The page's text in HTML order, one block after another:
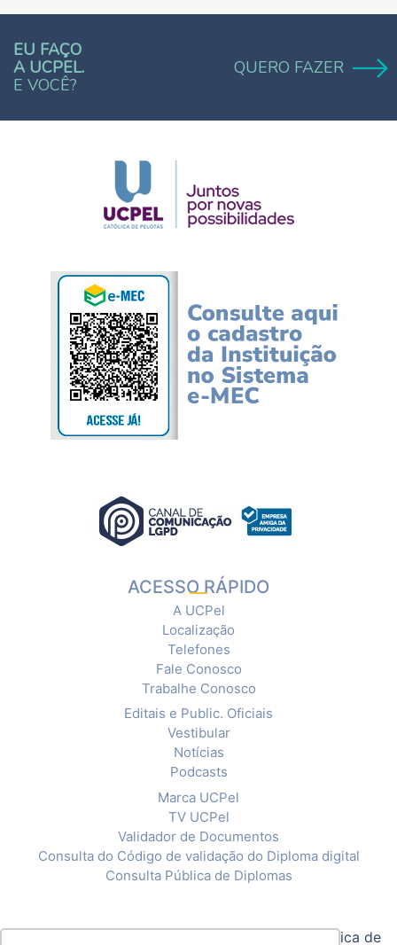
EU FAÇO
A UCPEL.
E VOCÊ?
QUERO FAZER
ACESSO RÁPIDO
A UCPel
Localização
Telefones
Fale Conosco
Trabalhe Conosco
Editais e Public. Oficiais
Vestibular
Notícias
Podcasts
Marca UCPel
TV UCPel
Validador de Documentos
Consulta do Código de validação do Diploma digital
Consulta Pública de Diplomas
Política de